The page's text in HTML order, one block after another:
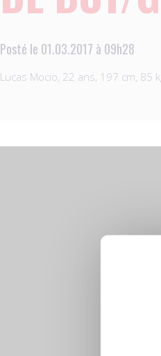
Posté le 01.03.2017 à 09h28
Lucas Mocio, 22 ans, 197 cm,